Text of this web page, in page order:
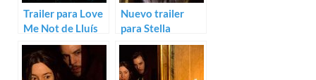
Trailer para Love
Me Not de Lluís
Miñarro
Nuevo trailer
para Stella
Cadente de Lluís
Miñarro